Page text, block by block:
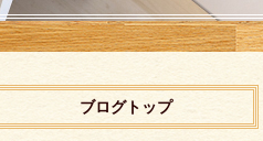
ブログトップ